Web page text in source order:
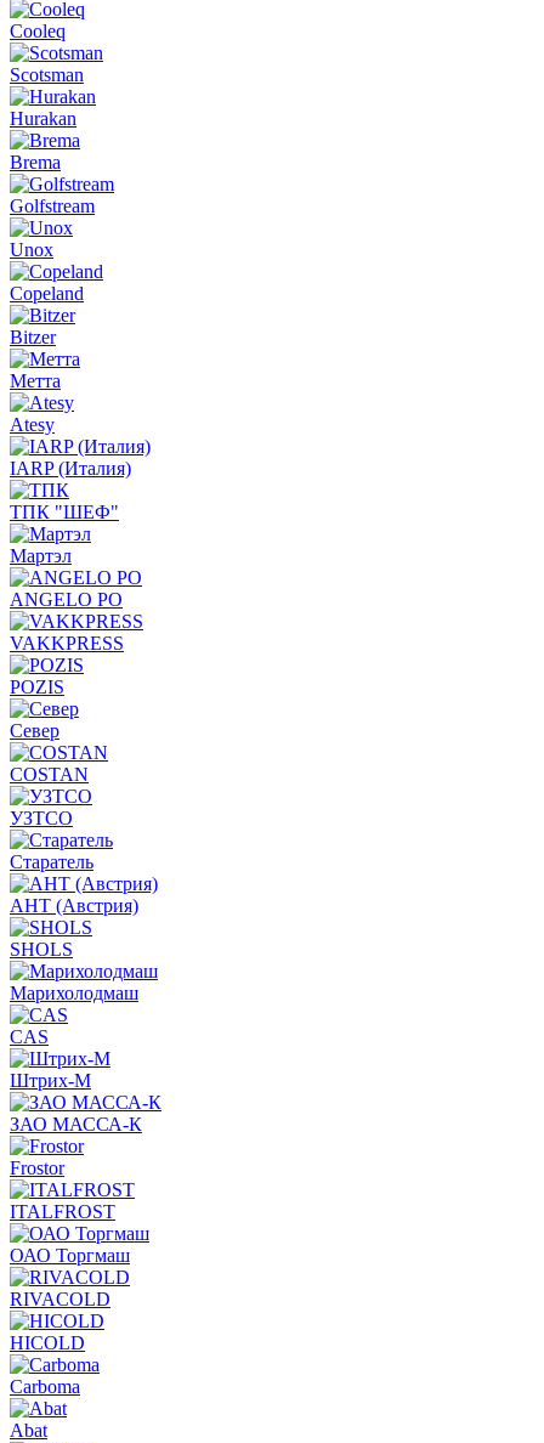
Cooleq
Scotsman
Hurakan
Brema
Golfstream
Unox
Copeland
Bitzer
Метта
Atesy
IARP (Италия)
ТПК "ШЕФ"
Мартэл
ANGELO PO
VAKKPRESS
POZIS
Север
COSTAN
УЗТСО
Старатель
АНТ (Австрия)
SHOLS
Марихолодмаш
CAS
Штрих-М
ЗАО МАССА-К
Frostor
ITALFROST
ОАО Торгмаш
RIVACOLD
HICOLD
Carboma
Abat